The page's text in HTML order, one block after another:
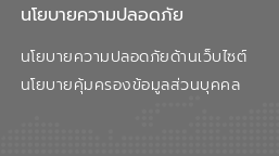
นโยบายความปลอดภัย
นโยบายความปลอดภัยด้านเว็บไซต์
นโยบายคุ้มครองข้อมูลส่วนบุคคล